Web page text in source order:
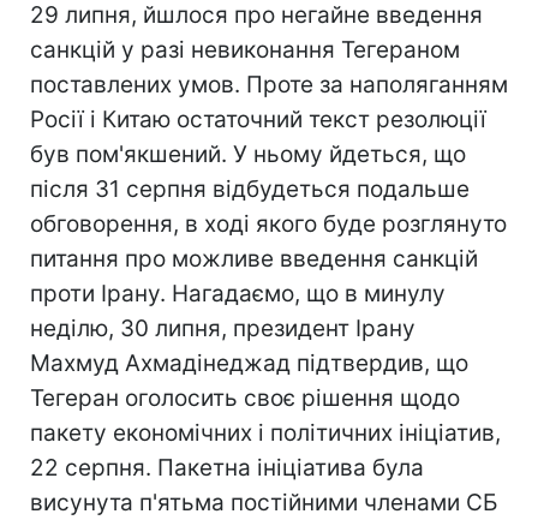
29 липня, йшлося про негайне введення
санкцій у разі невиконання Тегераном
поставлених умов. Проте за наполяганням
Росії і Китаю остаточний текст резолюції
був пом'якшений. У ньому йдеться, що
після 31 серпня відбудеться подальше
обговорення, в ході якого буде розглянуто
питання про можливе введення санкцій
проти Ірану. Нагадаємо, що в минулу
неділю, 30 липня, президент Ірану
Махмуд Ахмадінеджад підтвердив, що
Тегеран оголосить своє рішення щодо
пакету економічних і політичних ініціатив,
22 серпня. Пакетна ініціатива була
висунута п'ятьма постійними членами СБ